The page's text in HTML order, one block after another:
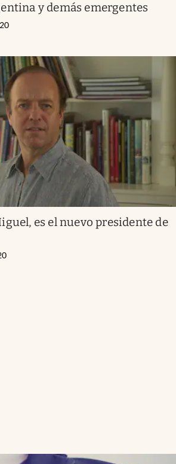
y demás emergentes
es el nuevo presidente de